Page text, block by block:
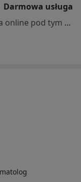
Darmowa usługa
Specjalista nie oferuje umawiania online pod tym adresem.